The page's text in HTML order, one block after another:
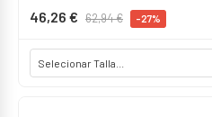
46,26 € 62,94 € -27%